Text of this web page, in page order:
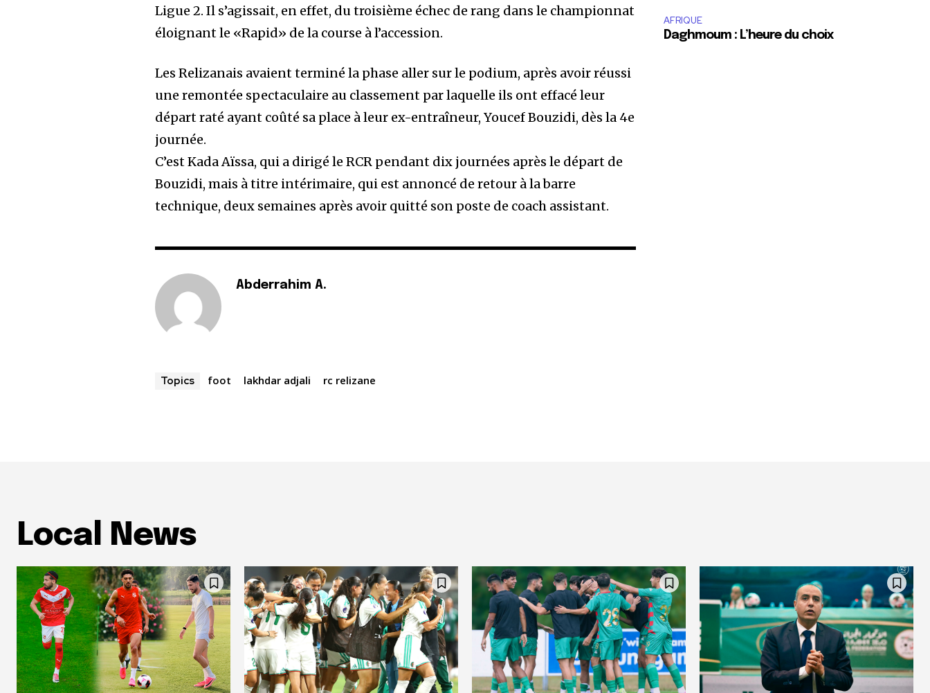
Ligue 2. Il s’agissait, en effet, du troisième échec de rang dans le championnat
éloignant le «Rapid» de la course à l’accession.
Les Relizanais avaient terminé la phase aller sur le podium, après avoir réussi
une remontée spectaculaire au classement par laquelle ils ont effacé leur
départ raté ayant coûté sa place à leur ex-entraîneur, Youcef Bouzidi, dès la 4e
journée.
C’est Kada Aïssa, qui a dirigé le RCR pendant dix journées après le départ de
Bouzidi, mais à titre intérimaire, qui est annoncé de retour à la barre
technique, deux semaines après avoir quitté son poste de coach assistant.
Abderrahim A.
Topics foot lakhdar adjali rc relizane
AFRIQUE
Daghmoum : L’heure du choix
Local News